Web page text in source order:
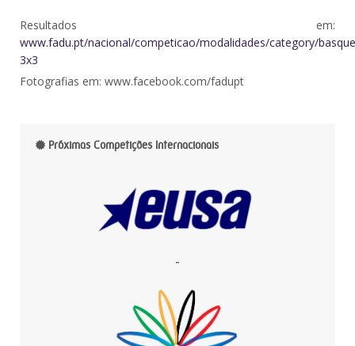
Resultados em:
www.fadu.pt/nacional/competicao/modalidades/category/
3x3
Fotografias em: www.facebook.com/fadupt
Próximas Competições Internacionais
-